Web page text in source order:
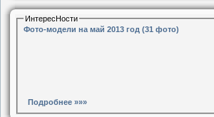
ИнтересНости
Фото-модели на май 2013 год (31 фото)
Подробнее »»»